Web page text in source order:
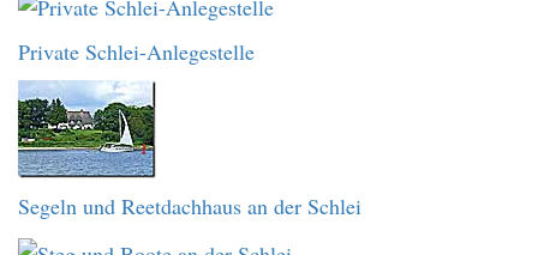
Private Schlei-Anlegestelle
Segeln und Reetdachhaus an der Schlei